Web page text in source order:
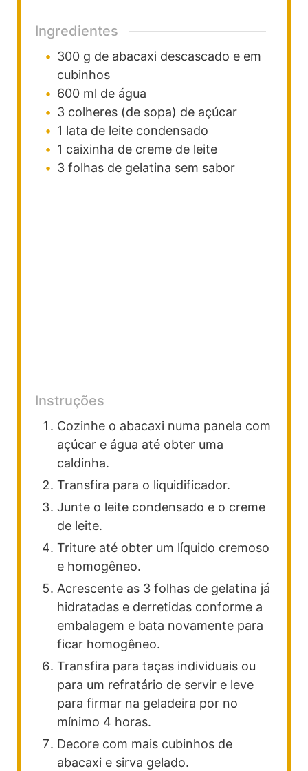
Ingredientes
300 g de abacaxi descascado e em
cubinhos
600 ml de água
3 colheres (de sopa) de açúcar
1 lata de leite condensado
1 caixinha de creme de leite
3 folhas de gelatina sem sabor
Instruções
Cozinhe o abacaxi numa panela com
açúcar e água até obter uma
caldinha.
Transfira para o liquidificador.
Junte o leite condensado e o creme
de leite.
Triture até obter um líquido cremoso
e homogêneo.
Acrescente as 3 folhas de gelatina já
hidratadas e derretidas conforme a
embalagem e bata novamente para
ficar homogêneo.
Transfira para taças individuais ou
para um refratário de servir e leve
para firmar na geladeira por no
mínimo 4 horas.
Decore com mais cubinhos de
abacaxi e sirva gelado.